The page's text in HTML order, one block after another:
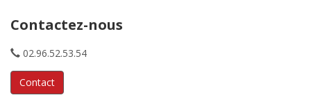
Contactez-nous
02.96.52.53.54
Contact